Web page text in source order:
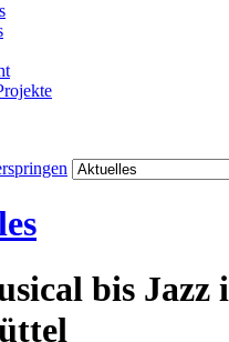
bis Jazz